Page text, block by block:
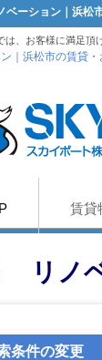
条件の変更
ベーション｜浜松
は、お客様に満足頂
｜浜松市の賃貸
賃貸
リノ